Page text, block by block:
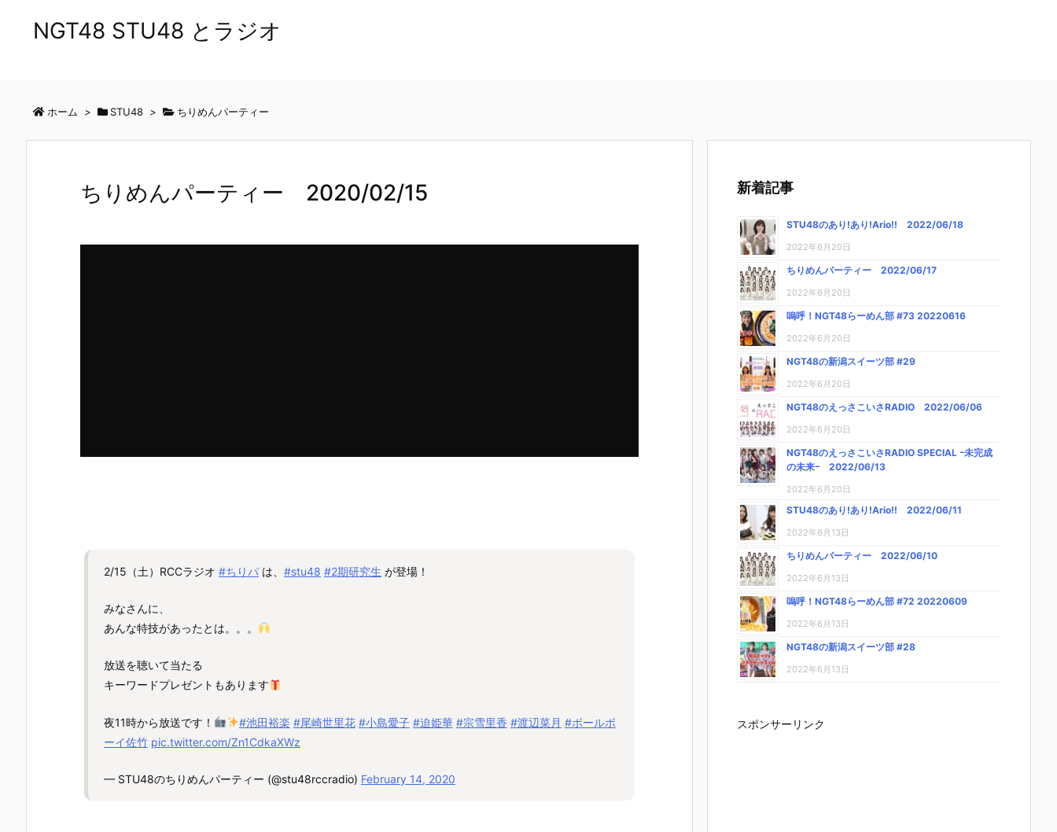
NGT48 STU48 とラジオ
ホーム > STU48 > ちりめんパーティー
ちりめんパーティー 2020/02/15
2/15（土）RCCラジオ #ちりパ は、 #stu48 #2期研究生 が登場！
みなさんに、
あんな特技があったとは。。。
放送を聴いて当たる
キーワードプレゼントもあります
夜11時から放送です！ #池田裕楽 #尾崎世里花 #小島愛子 #迫姫華 #宗雪里香 #渡辺菜月 #ボールボ
ーイ佐竹 pic.twitter.com/Zn1CdkaXWz
— STU48のちりめんパーティー (@stu48rccradio) February 14, 2020
新着記事
STU48のあり!あり!Ario!! 2022/06/18
2022年6月20日
ちりめんパーティー 2022/06/17
2022年6月20日
嗚呼！NGT48らーめん部 #73 20220616
2022年6月20日
NGT48の新潟スイーツ部 #29
2022年6月20日
NGT48のえっさこいさRADIO 2022/06/06
2022年6月20日
NGT48のえっさこいさRADIO SPECIAL ｰ未完成
の未来ｰ 2022/06/13
2022年6月20日
STU48のあり!あり!Ario!! 2022/06/11
2022年6月13日
ちりめんパーティー 2022/06/10
2022年6月13日
嗚呼！NGT48らーめん部 #72 20220609
2022年6月13日
NGT48の新潟スイーツ部 #28
2022年6月13日
スポンサーリンク